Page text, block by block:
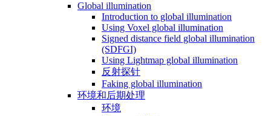
Global illumination
Introduction to global illumination
Using Voxel global illumination
Signed distance field global illumination
(SDFGI)
Using Lightmap global illumination
反射探针
Faking global illumination
环境和后期处理
环境